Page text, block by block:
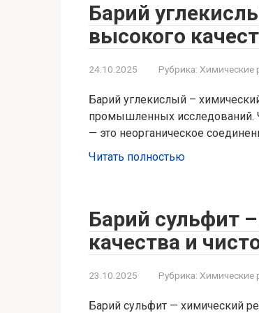
Барий
высокого
24.10.2025 Рубрика: Химические
Барий углекислый –
промышленных исследований.
— это неорганическое
Читать полностью
Барий сульфит
качества и
23.10.2025 Рубрика: Химические
Барий сульфит — химический